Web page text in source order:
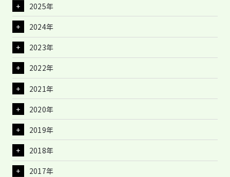
2025年
2024年
2023年
2022年
2021年
2020年
2019年
2018年
2017年